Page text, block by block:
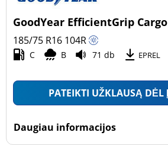
GoodYear EfficientGrip Cargo
185/75 R16 104R
C B 71 db EPREL
PATEIKTI UŽKLAUSĄ DĖL
Daugiau informacijos